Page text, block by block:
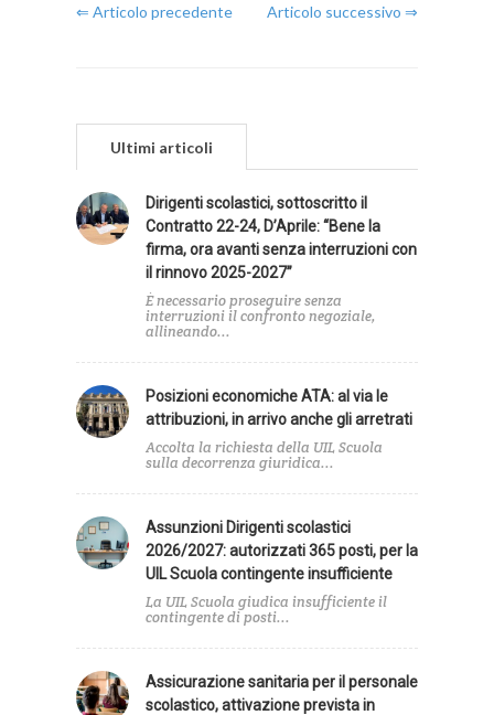
⇐ Articolo precedente Articolo successivo ⇒
Ultimi articoli
Dirigenti scolastici, sottoscritto il
Contratto 22-24, D’Aprile: “Bene la
firma, ora avanti senza interruzioni con
il rinnovo 2025-2027”
È necessario proseguire senza
interruzioni il confronto negoziale,
allineando...
Posizioni economiche ATA: al via le
attribuzioni, in arrivo anche gli arretrati
Accolta la richiesta della UIL Scuola
sulla decorrenza giuridica...
Assunzioni Dirigenti scolastici
2026/2027: autorizzati 365 posti, per la
UIL Scuola contingente insufficiente
La UIL Scuola giudica insufficiente il
contingente di posti...
Assicurazione sanitaria per il personale
scolastico, attivazione prevista in